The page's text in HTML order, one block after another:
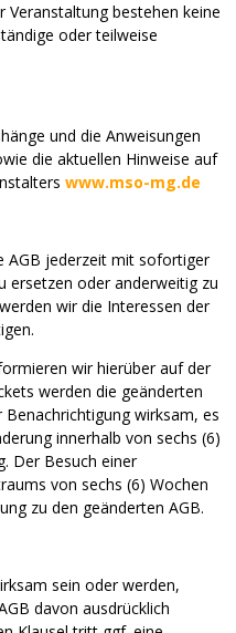
Veranstaltung bestehen keine
oder teilweise
und die Anweisungen
die aktuellen Hinweise auf
www.mso-mg.de
AGB jederzeit mit sofortiger
ersetzen oder anderweitig zu
wir die Interessen der
wir hierüber auf der
werden die geänderten
Benachrichtigung wirksam, es
innerhalb von sechs (6)
Der Besuch einer
von sechs (6) Wochen
zu den geänderten AGB.
sein oder werden,
davon ausdrücklich